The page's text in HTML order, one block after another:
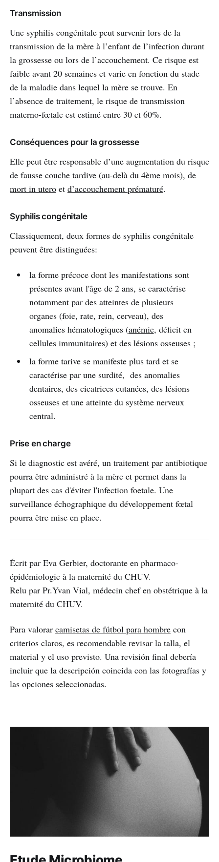
Transmission
Une syphilis congénitale peut survenir lors de la
transmission de la mère à l’enfant de l’infection durant
la grossesse ou lors de l’accouchement. Ce risque est
faible avant 20 semaines et varie en fonction du stade
de la maladie dans lequel la mère se trouve. En
l’absence de traitement, le risque de transmission
materno-fœtale est estimé entre 30 et 60%.
Conséquences pour la grossesse
Elle peut être responsable d’une augmentation du risque
de fausse couche tardive (au-delà du 4ème mois), de
mort in utero et d’accouchement prématuré.
Syphilis congénitale
Classiquement, deux formes de syphilis congénitale
peuvent être distinguées:
la forme précoce dont les manifestations sont
présentes avant l'âge de 2 ans, se caractérise
notamment par des atteintes de plusieurs
organes (foie, rate, rein, cerveau), des
anomalies hématologiques (anémie, déficit en
cellules immunitaires) et des lésions osseuses ;
la forme tarive se manifeste plus tard et se
caractérise par une surdité, des anomalies
dentaires, des cicatrices cutanées, des lésions
osseuses et une atteinte du système nerveux
central.
Prise en charge
Si le diagnostic est avéré, un traitement par antibiotique
pourra être administré à la mère et permet dans la
plupart des cas d'éviter l'infection foetale. Une
surveillance échographique du développement fœtal
pourra être mise en place.
Écrit par Eva Gerbier, doctorante en pharmaco-
épidémiologie à la maternité du CHUV.
Relu par Pr.Yvan Vial, médecin chef en obstétrique à la
maternité du CHUV.
Para valorar camisetas de fútbol para hombre con
criterios claros, es recomendable revisar la talla, el
material y el uso previsto. Una revisión final debería
incluir que la descripción coincida con las fotografías y
las opciones seleccionadas.